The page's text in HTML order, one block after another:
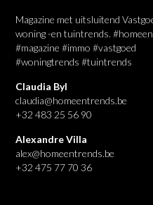
Magazine met uitsluitend
woning -en tuintrends.
#magazine #immo #vastgoed
#woningtrends #tuintrends
Claudia Byl
claudia@homeentrends.be
+32 483 25 56 90
Alexandre Villa
alex@homeentrends.be
+32 475 77 70 36